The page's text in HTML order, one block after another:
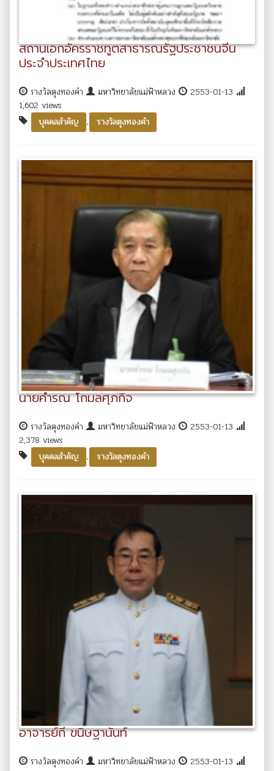
สถานเอกอัครราชทูตสาธารณรัฐประชาชนจีน
ประจำประเทศไทย
รางวัลตุงทองคำ มหาวิทยาลัยแม่ฟ้าหลวง
2553-01-13
1,602 views
บุคคลสำคัญ
, รางวัลตุงทองคำ
นายคำรณ โกมลศุภกิจ
รางวัลตุงทองคำ มหาวิทยาลัยแม่ฟ้าหลวง
2553-01-13
2,378 views
บุคคลสำคัญ
, รางวัลตุงทองคำ
อาจารย์กี ขนิษฐานันท์
รางวัลตุงทองคำ มหาวิทยาลัยแม่ฟ้าหลวง
2553-01-13